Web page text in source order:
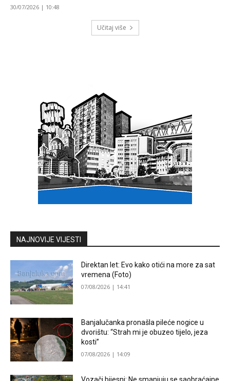
30/07/2026 | 10:48
Učitaj više
NAJNOVIJE VIJESTI
Direktan let: Evo kako otići na more za sat
vremena (Foto)
07/08/2026 | 14:41
Banjalučanka pronašla pileće nogice u
dvorištu: “Strah mi je obuzeo tijelo, jeza
kosti”
07/08/2026 | 14:09